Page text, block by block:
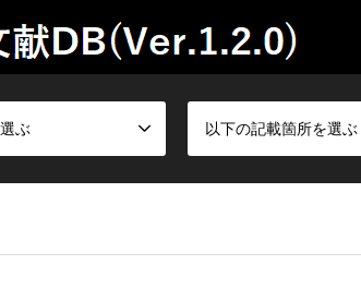
ぶ 以下の記載箇所を選ぶ